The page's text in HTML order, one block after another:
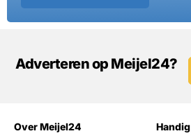
Adverteren op Meijel24?
Over Meijel24 Handig